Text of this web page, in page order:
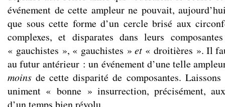
événement de cette ampleur ne pouvait,
que sous cette forme d’un cercle brisé aux
complexes, et disparates dans leurs
« gauchistes », « gauchistes »et « droitières ». Il
au futur antérieur : un événement d’une telle
moinsde cette disparité de composantes.
uniment « bonne » insurrection, précisément,